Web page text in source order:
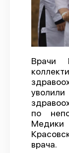
Врачи
по
врача.